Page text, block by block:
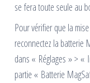
se fera toute seule au
Pour vérifier que la
reconnectez la batterie
dans « Réglages » > «
partie « Batterie